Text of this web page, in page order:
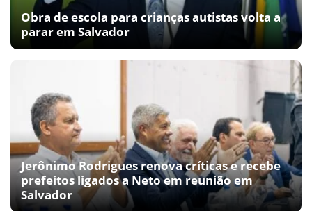
Obra de escola para crianças autistas volta a
parar em Salvador
Jerônimo Rodrigues renova críticas e recebe
prefeitos ligados a Neto em reunião em
Salvador